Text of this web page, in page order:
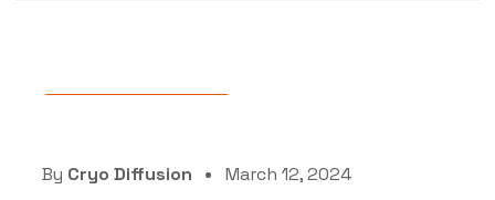
By Cryo Diffusion March 12, 2024